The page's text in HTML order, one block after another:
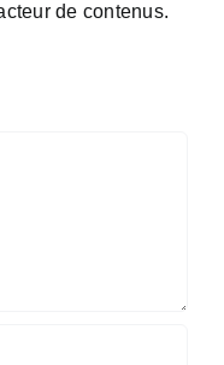
de contenus.